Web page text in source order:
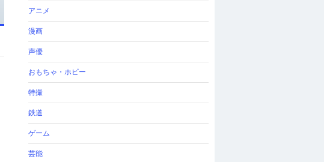
アニメ
漫画
声優
おもちゃ・ホビー
特撮
鉄道
ゲーム
芸能